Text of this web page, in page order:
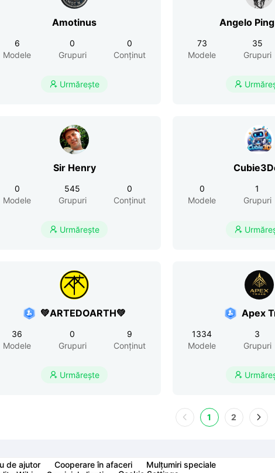
Amotinus
6
Modele
0
Grupuri
0
Conținut
 Urmărește
Angelo
73
Modele
35
Grupuri

Sir Henry
0
Modele
545
Grupuri
0
Conținut
 Urmărește
0
Modele
1
Grupuri

💚ARTEDOARTH💚
36
Modele
0
Grupuri
9
Conținut
 Urmărește
Apex
1334
Modele
3
Grupuri

1 2
de ajutor Cooperare în afaceri
Mulțumiri speciale